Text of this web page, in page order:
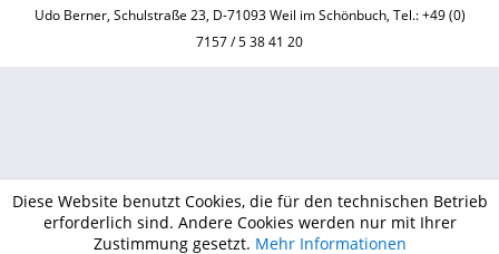
Udo Berner, Schulstraße 23, D-71093 Weil im Schönbuch, Tel.: +49 (0)
7157 / 5 38 41 20
Diese Website benutzt Cookies, die für den technischen Betrieb
erforderlich sind. Andere Cookies werden nur mit Ihrer
Zustimmung gesetzt. Mehr Informationen